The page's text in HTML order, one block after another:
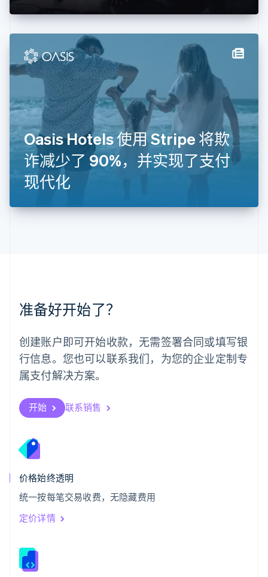
Oasis Hotels 使用 Stripe 将欺
诈减少了 90%，并实现了支付
现代化
准备好开始了？
创建账户即可开始收款，无需签署合同或填写银
行信息。您也可以联系我们，为您的企业定制专
属支付解决方案。
开始 联系销售
价格始终透明
统一按每笔交易收费，无隐藏费用
定价详情
克罗地亚
English
立陶宛
列支敦士登
Deutsch English
卢森堡
Français Deutsch
罗马尼亚
English
马尔他
English
马来西亚
美国
日本
日本語English
SvenskaEnglish
瑞士
DeutschFrançais ItalianoEnglish
塞浦路斯
斯洛伐克
English
English
泰国
ไทย
希腊
English
西班牙
Español
新加坡
新西兰
匈牙利